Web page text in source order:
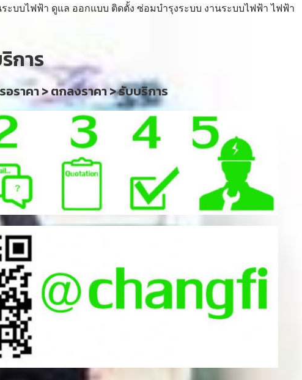
ะบบไฟฟ้า ดูแล ออกแบบ ติดตั้ง ซ่อมบำรุงระบบ งานระบบไฟฟ้า ไฟฟ้า
การ
ราคา > ตกลงราคา > รับบริการ